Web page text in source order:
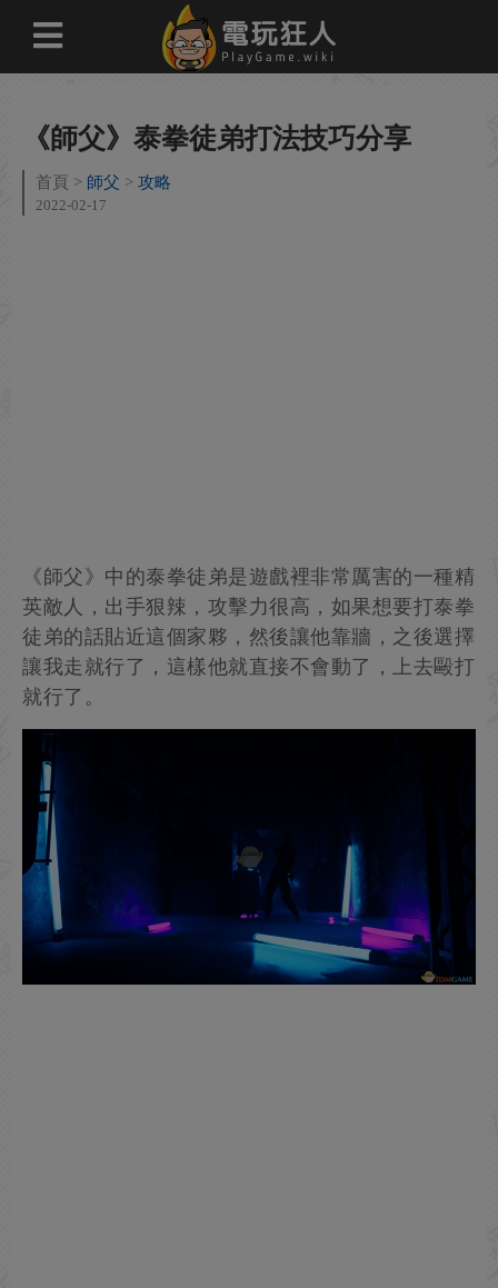
《師父》泰拳徒弟打法技巧分享
首頁 師父 攻略
2022-02-17
《師父》中的泰拳徒弟是遊戲裡非常厲害的一種精
英敵人，出手狠辣，攻擊力很高，如果想要打泰拳
徒弟的話貼近這個家夥，然後讓他靠牆，之後選擇
讓我走就行了，這樣他就直接不會動了，上去毆打
就行了。